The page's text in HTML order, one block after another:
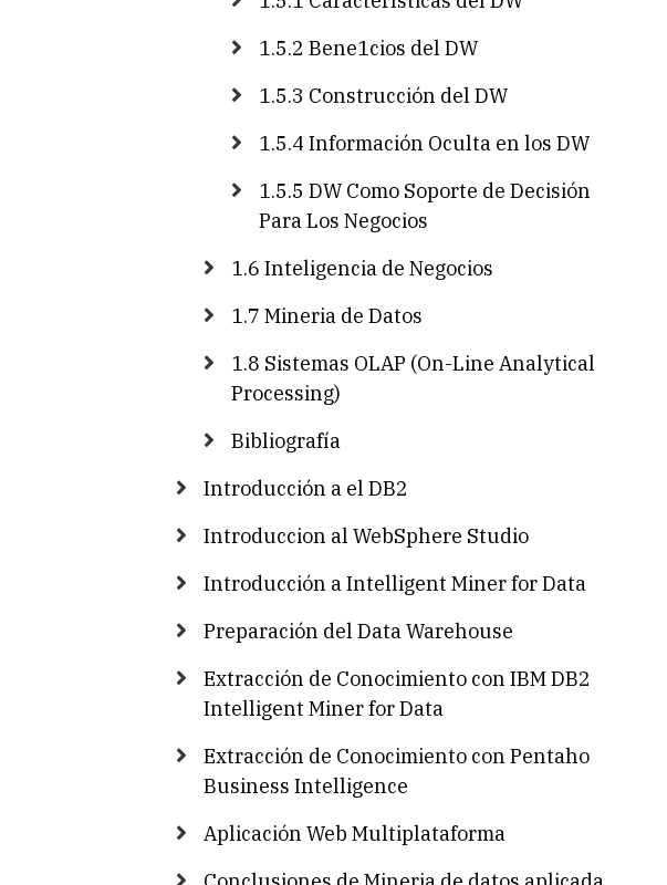
1.5.2 Bene1cios del DW
1.5.3 Construcción del DW
1.5.4 Información Oculta en los DW
1.5.5 DW Como Soporte de Decisión
Para Los Negocios
1.6 Inteligencia de Negocios
1.7 Mineria de Datos
1.8 Sistemas OLAP (On-Line Analytical
Processing)
Bibliografía
Introducción a el DB2
Introduccion al WebSphere Studio
Introducción a Intelligent Miner for Data
Preparación del Data Warehouse
Extracción de Conocimiento con IBM DB2
Intelligent Miner for Data
Extracción de Conocimiento con Pentaho
Business Intelligence
Aplicación Web Multiplataforma